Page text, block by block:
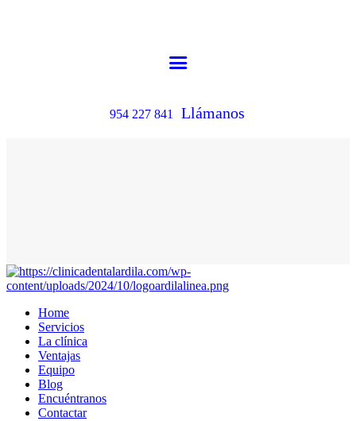
954 227 841 Llámanos
Home
Servicios
La clínica
Ventajas
Equipo
Blog
Encuéntranos
Contactar